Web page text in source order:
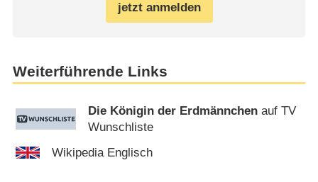
jetzt anmelden
Weiterführende Links
Die Königin der Erdmännchen auf TV
Wunschliste
Wikipedia Englisch